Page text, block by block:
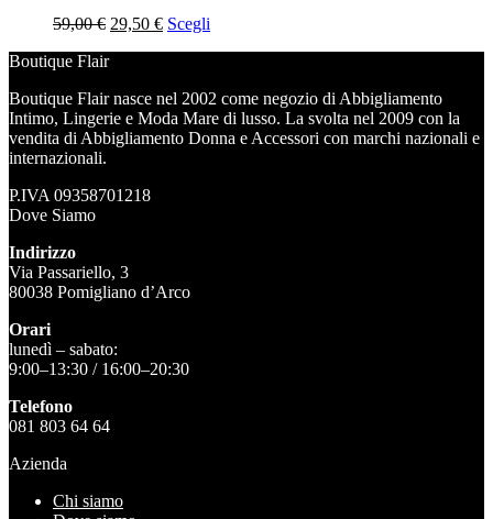
59,00€ Il
originale
59,00 €.
29,50 €Il
29,50 €.
Scegli
Boutique Flair
Boutique Flair nasce nel 2002 come negozio di Abbigliamento
Intimo, Lingerie e Moda Mare di lusso. La svolta nel 2009 con la
vendita di Abbigliamento Donna e Accessori con marchi nazionali e
internazionali.
P.IVA 09358701218
Dove Siamo
Indirizzo
Via Passariello, 3
80038 Pomigliano d’Arco
Orari
lunedì – sabato:
9:00–13:30 / 16:00–20:30
Telefono
081 803 64 64
Azienda
Chi siamo